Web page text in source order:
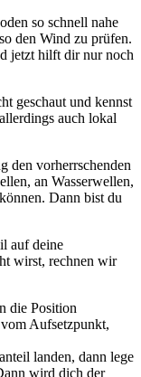
so schnell nahe
den Wind zu prüfen.
jetzt hilft dir nur noch
geschaut und kennst
auch lokal
den vorherrschenden
an Wasserwellen,
Dann bist du
auf deine
wirst, rechnen wir
die Position
Aufsetzpunkt,
landen, dann lege
wird dich der